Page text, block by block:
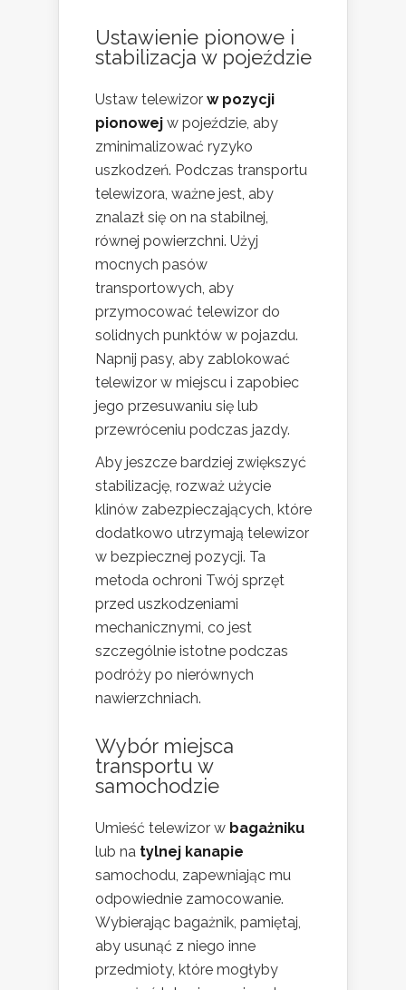
Ustawienie pionowe i
stabilizacja w pojeździe
Ustaw telewizor w pozycji
pionowej w pojeździe, aby
zminimalizować ryzyko
uszkodzeń. Podczas transportu
telewizora, ważne jest, aby
znalazł się on na stabilnej,
równej powierzchni. Użyj
mocnych pasów
transportowych, aby
przymocować telewizor do
solidnych punktów w pojazdu.
Napnij pasy, aby zablokować
telewizor w miejscu i zapobiec
jego przesuwaniu się lub
przewróceniu podczas jazdy.
Aby jeszcze bardziej zwiększyć
stabilizację, rozważ użycie
klinów zabezpieczających, które
dodatkowo utrzymają telewizor
w bezpiecznej pozycji. Ta
metoda ochroni Twój sprzęt
przed uszkodzeniami
mechanicznymi, co jest
szczególnie istotne podczas
podróży po nierównych
nawierzchniach.
Wybór miejsca
transportu w
samochodzie
Umieść telewizor w bagażniku
lub na tylnej kanapie
samochodu, zapewniając mu
odpowiednie zamocowanie.
Wybierając bagażnik, pamiętaj,
aby usunąć z niego inne
przedmioty, które mogłyby